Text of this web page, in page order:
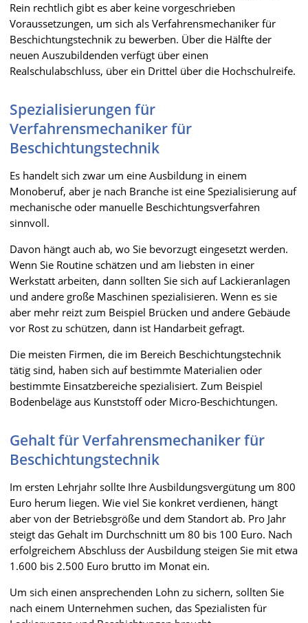
Rein rechtlich gibt es aber keine vorgeschrieben
Voraussetzungen, um sich als Verfahrensmechaniker für
Beschichtungstechnik zu bewerben. Über die Hälfte der
neuen Auszubildenden verfügt über einen
Realschulabschluss, über ein Drittel über die Hochschulreife.
Spezialisierungen für
Verfahrensmechaniker für
Beschichtungstechnik
Es handelt sich zwar um eine Ausbildung in einem
Monoberuf, aber je nach Branche ist eine Spezialisierung auf
mechanische oder manuelle Beschichtungsverfahren
sinnvoll.
Davon hängt auch ab, wo Sie bevorzugt eingesetzt werden.
Wenn Sie Routine schätzen und am liebsten in einer
Werkstatt arbeiten, dann sollten Sie sich auf Lackieranlagen
und andere große Maschinen spezialisieren. Wenn es sie
aber mehr reizt zum Beispiel Brücken und andere Gebäude
vor Rost zu schützen, dann ist Handarbeit gefragt.
Die meisten Firmen, die im Bereich Beschichtungstechnik
tätig sind, haben sich auf bestimmte Materialien oder
bestimmte Einsatzbereiche spezialisiert. Zum Beispiel
Bodenbeläge aus Kunststoff oder Micro-Beschichtungen.
Gehalt für Verfahrensmechaniker für
Beschichtungstechnik
Im ersten Lehrjahr sollte Ihre Ausbildungsvergütung um 800
Euro herum liegen. Wie viel Sie konkret verdienen, hängt
aber von der Betriebsgröße und dem Standort ab. Pro Jahr
steigt das Gehalt im Durchschnitt um 80 bis 100 Euro. Nach
erfolgreichem Abschluss der Ausbildung steigen Sie mit etwa
1.600 bis 2.500 Euro brutto im Monat ein.
Um sich einen ansprechenden Lohn zu sichern, sollten Sie
nach einem Unternehmen suchen, das Spezialisten für